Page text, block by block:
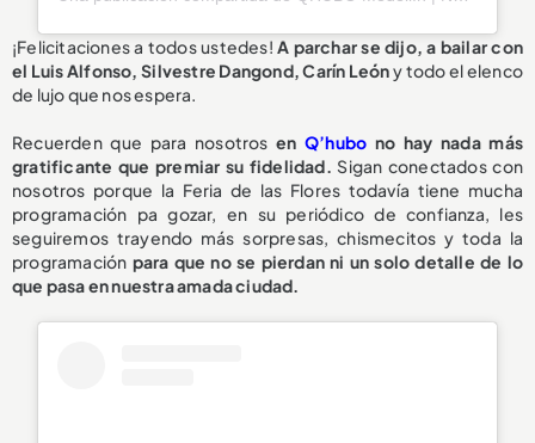
¡Felicitaciones a todos ustedes!A parchar se dijo, a bailar con
el Luis Alfonso, Silvestre Dangond, Carín Leóny todo el elenco
de lujo que nos espera.
Recuerden que para nosotros enQ’hubo no hay nada más
gratificante que premiar su fidelidad.Sigan conectados con
nosotros porque la Feria de las Flores todavía tiene mucha
programación pa gozar, en su periódico de confianza, les
seguiremos trayendo más sorpresas, chismecitos y toda la
programación para que no se pierdan ni un solo detalle de lo
que pasa en nuestra amada ciudad.